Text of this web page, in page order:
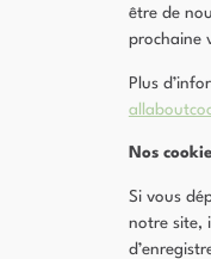
être de
prochaine
Plus
Nos
Si vous
notre site,